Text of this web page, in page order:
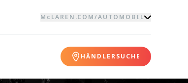
McLAREN.COM/AUTOMOBIL
HÄNDLERSUCHE